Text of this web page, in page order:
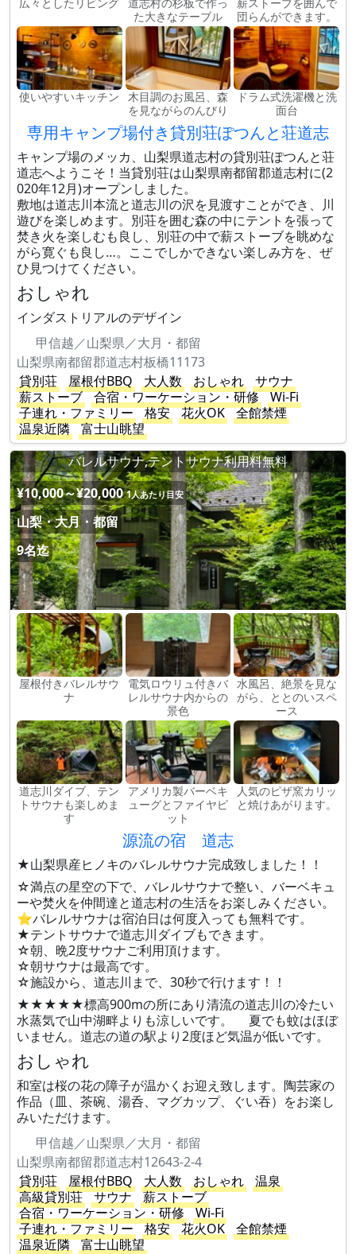
た大きなテーブル
団らんができます。
使いやすいキッチン
木目調のお風呂、森
を見ながらのんびり
ドラム式洗濯機と洗
面台
専用キャンプ場付き貸別荘ぽつんと荘道志
キャンプ場のメッカ、山梨県道志村の貸別荘ぽつんと荘
道志へようこそ！当貸別荘は山梨県南都留郡道志村に(2
020年12月)オープンしました。
敷地は道志川本流と道志川の沢を見渡すことができ、​川
遊びを楽しめます。別荘を囲む森の中にテントを張って
焚き火を楽しむも良し、別荘の中で薪ストーブを眺めな
がら寛ぐも良し…。ここでしかできない楽しみ方を、ぜ
ひ見つけてください。
おしゃれ
インダストリアルのデザイン
甲信越／山梨県／大月・都留
山梨県南都留郡道志村板橋11173
貸別荘
屋根付BBQ 大人数 おしゃれ
サウナ
薪ストーブ
合宿・ワーケーション・研修
Wi-Fi
子連れ・ファミリー
格安 花火OK
全館禁煙
温泉近隣
富士山眺望
バレルサウナ,テントサウナ利用料無料
¥10,000～¥20,000 1人あたり目安
山梨・大月・都留
9名迄
屋根付きバレルサウ
ナ
電気ロウリュ付きバ
レルサウナ内からの
景色
水風呂、絶景を見な
がら、ととのいスペ
ース
道志川ダイブ、テン
トサウナも楽しめま
す
アメリカ製バーベキ
ューグとファイヤピ
ット
人気のピザ窯カリッ
と焼けあがります。
源流の宿 道志
★山梨県産ヒノキのバレルサウナ完成致しました！！
☆満点の星空の下で、バレルサウナで整い、バーベキュ
ーや焚火を仲間達と道志村の生活をお楽しみください。
⭐️バレルサウナは宿泊日は何度入っても無料です。
★テントサウナで道志川ダイブもできます。
☆朝、晩2度サウナご利用頂けます。
☆朝サウナは最高です。
☆施設から、道志川まで、30秒で行けます！！
★★★★★標高900mの所にあり清流の道志川の冷たい
水蒸気で山中湖畔よりも涼しいです。 夏でも蚊はほぼ
いません。道志の道の駅より2度ほど気温が低いです。
おしゃれ
和室は桜の花の障子が温かくお迎え致します。陶芸家の
作品（皿、茶碗、湯呑、マグカップ、ぐい吞）をお楽し
みいただけます。
甲信越／山梨県／大月・都留
山梨県南都留郡道志村12643-2-4
貸別荘
屋根付BBQ 大人数 おしゃれ
温泉
高級貸別荘
サウナ
薪ストーブ
合宿・ワーケーション・研修
Wi-Fi
子連れ・ファミリー
格安 花火OK
全館禁煙
温泉近隣
富士山眺望